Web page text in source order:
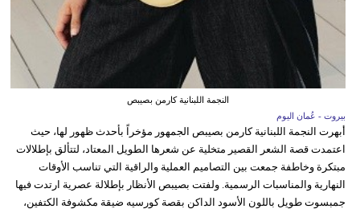
النجمة اللبنانية كارمن بصيبص
بيروت - عُمان اليوم
أبهرت النجمة اللبنانية كارمن بصيبص الجمهور مؤخراً بأحدث ظهور لها، حيث
اعتمدت قصة الشعر القصير متخلية عن شعرها الطويل المعتاد، لتتألق بإطلالات
مبتكرة وخاطفة جمعت بين التصاميم العملية والراقية التي تناسب الأوقات
النهارية والمناسبات الرسمية. ولفتت بصيبص الأنظار بإطلالة عصرية ارتدت فيها
جمبسوت طويل باللون الأسود الداكن بقصة كورسيه ضيقة مكشوفة الكتفين،